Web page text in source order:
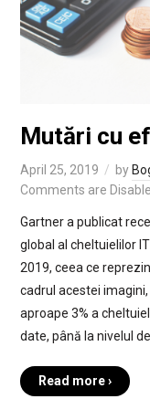
Mutări cu
April 25, 2019 by
Comments are
Gartner a publicat
global al cheltuielilor
2019, ceea ce
cadrul acestei
aproape 3% a
date, până la nivelul
Read more ›